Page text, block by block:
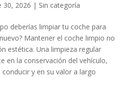
30, 2026 | Sin categoría
deberías limpiar tu coche para
Mantener el coche limpio no
estética. Una limpieza regular
en la conservación del vehículo,
y en su valor a largo